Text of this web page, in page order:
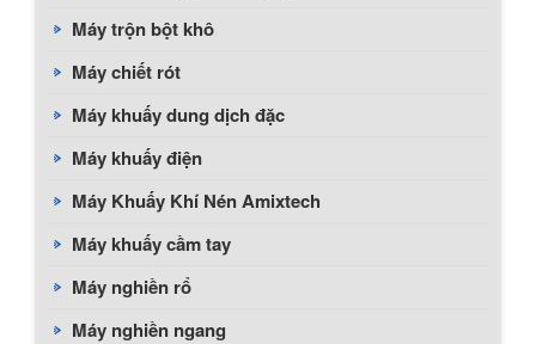
Máy trộn bột khô
Máy chiết rót
Máy khuấy dung dịch đặc
Máy khuấy điện
Máy Khuấy Khí Nén Amixtech
Máy khuấy cầm tay
Máy nghiền rổ
Máy nghiền ngang